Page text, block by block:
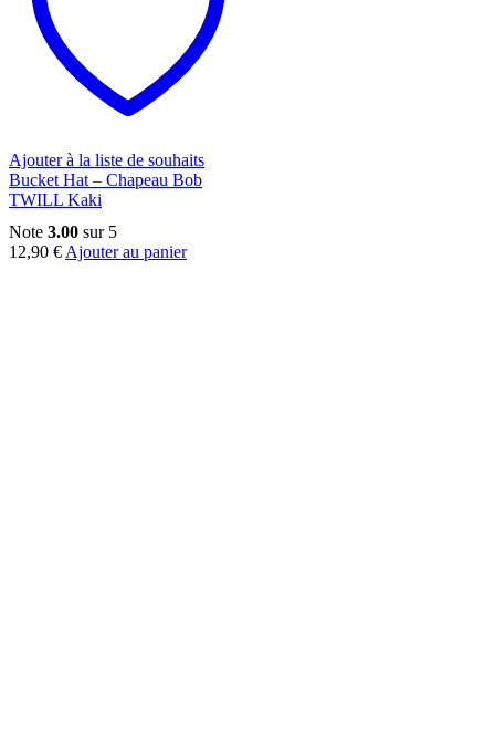
Ajouter à la liste de souhaits
Bucket Hat – Chapeau Bob
TWILL Kaki
Note 3.00 sur 5
12,90 €Ajouter au panier